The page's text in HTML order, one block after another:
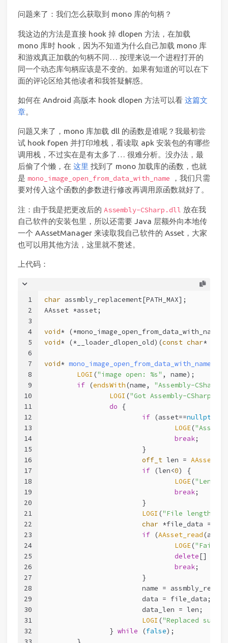
问题来了：我们怎么获取到 mono 库的句柄？
我这边的方法是直接 hook 掉 dlopen 方法，在加载
mono 库时 hook，因为不知道为什么自己加载 mono 库
和游戏真正加载的句柄不同… 按理来说一个进程打开的
同一个动态库句柄应该是不变的。如果有知道的可以在下
面的评论区给其他读者和我答疑解惑。
如何在 Android 高版本 hook dlopen 方法可以看 这篇文
章。
问题又来了，mono 库加载 dll 的函数是谁呢？我最初尝
试 hook fopen 并打印堆栈，看读取 apk 安装包的有哪些
调用栈，不过实在是有太多了… 很难分析。没办法，最
后偷了个懒，在 这里 找到了 mono 加载库的函数，也就
是 mono_image_open_from_data_with_name ，我们只需
要对传入这个函数的参数进行修改再调用原函数就好了。
注：由于我是把更改后的 Assembly-CSharp.dll 放在我
自己软件的安装包里，所以还需要 Java 层额外向本地传
一个 AAssetManager 来读取我自己软件的 Asset，大家
也可以用其他方法，这里就不赘述。
上代码：
1
2
3
4
5
6
7
8
9
10
11
12
13
14
15
16
17
18
19
20
21
22
23
24
25
26
27
28
29
30
31
32
char assmbly_replacement[PATH_MAX];
AAsset *asset;
void*
void* (*__loader_dlopen_old)(const char*
void*
LOGI ("image open: %s" , name);
if (endsWith (name, "Assembly-
LOGI ("Got Assembly-CSharp,
do {
if (asset==nullptr
LOGE("Asset
break;
			}
off_t len =
if (len<0) {
LOGE("Length
break;
			}
LOGI ("File length:
char *file_data =
if (AAsset_read
LOGE("Failed
delete[]
break;
			}
name =
			data = file_data;
			data_len = len;
LOGI ("Replaced
		}
while (false);